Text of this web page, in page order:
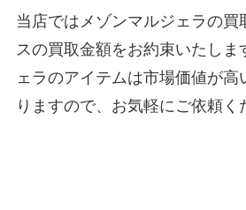
当店ではメゾンマルジェラの買
スの買取金額をお約束いたしま
ェラのアイテムは市場価値が高
りますので、お気軽にご依頼く